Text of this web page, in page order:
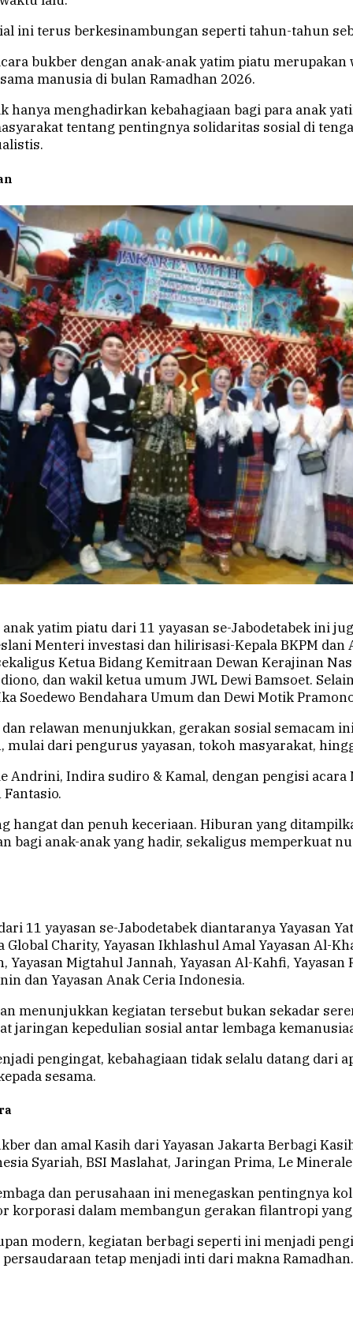
ini terus berkesinambungan seperti tahun-tahun
bukber dengan anak-anak yatim piatu
manusia di bulan Ramadhan 2026.
hanya menghadirkan kebahagiaan bagi para anak
tentang pentingnya solidaritas sosial di
yatim piatu dari 11 yayasan se-Jabodetabek ini
Menteri investasi dan hilirisasi-Kepala BKPM
Ketua Bidang Kemitraan Dewan Kerajinan
dan wakil ketua umum JWL Dewi Bamsoet.
Soedewo Bendahara Umum dan Dewi Motik
relawan menunjukkan, gerakan sosial semacam
mulai dari pengurus yayasan, tokoh masyarakat,
Andrini, Indira sudiro & Kamal, dengan pengisi acara
hangat dan penuh keceriaan. Hiburan yang
bagi anak-anak yang hadir, sekaligus memperkuat
11 yayasan se-Jabodetabek diantaranya Yayasan
Charity, Yayasan Ikhlashul Amal Yayasan Al-
Yayasan Migtahul Jannah, Yayasan Al-Kahfi, Yayasan
dan Yayasan Anak Ceria Indonesia.
menunjukkan kegiatan tersebut bukan sekadar
jaringan kepedulian sosial antar lembaga
pengingat, kebahagiaan tidak selalu datang dari
sesama.
dan amal Kasih dari Yayasan Jakarta Berbagi
Syariah, BSI Maslahat, Jaringan Prima, Le
dan perusahaan ini menegaskan pentingnya
korporasi dalam membangun gerakan filantropi
modern, kegiatan berbagi seperti ini menjadi
tetap menjadi inti dari makna Ramadhan.